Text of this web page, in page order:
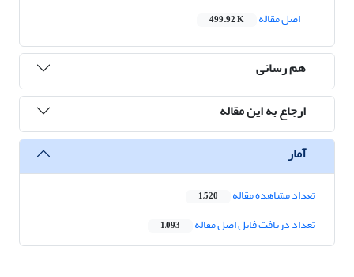
اصل مقاله
499.92 K
هم رسانی
ارجاع به این مقاله
آمار
تعداد مشاهده مقاله 1,520
تعداد دریافت فایل اصل مقاله 1,093